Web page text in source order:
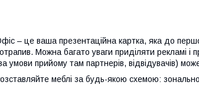
– це ваша презентаційна картка, яка до
Можна багато уваги приділяти рекламі
умови прийому там партнерів, відвідувачів)
меблі за будь-якою схемою: